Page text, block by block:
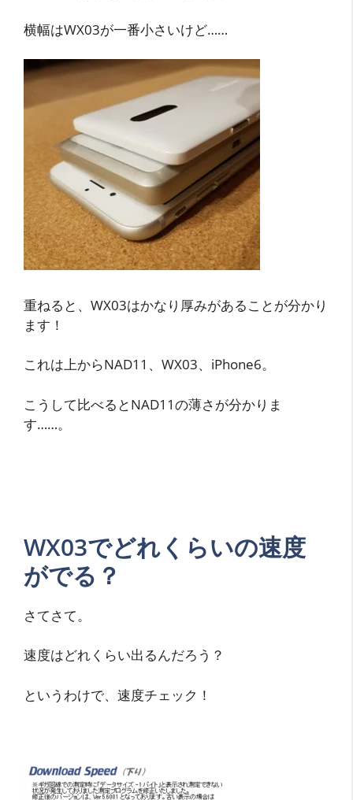
横幅はWX03が一番小さいけど……
重ねると、WX03はかなり厚みがあることが分かり
ます！
これは上からNAD11、WX03、iPhone6。
こうして比べるとNAD11の薄さが分かりま
す……。
WX03でどれくらいの速度
がでる？
さてさて。
速度はどれくらい出るんだろう？
というわけで、速度チェック！